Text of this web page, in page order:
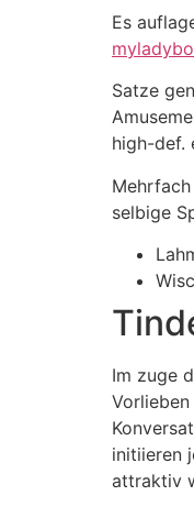
Es
Satze
high-def.
selbige
Im zuge
initiieren
attraktiv